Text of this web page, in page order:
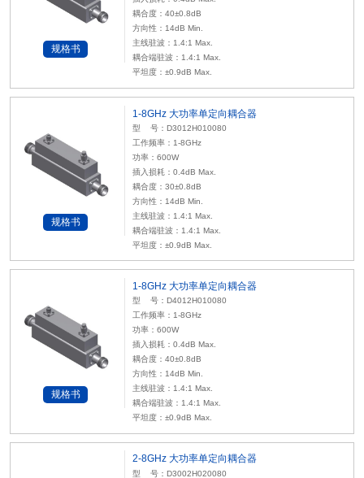
规格书
耦合度：40±0.8dB
方向性：14dB Min.
主线驻波：1.4:1 Max.
耦合端驻波：1.4:1 Max.
平坦度：±0.9dB Max.
规格书
1-8GHz 大功率单定向耦合器
型 号：D3012H010080
工作频率：1-8GHz
功率：600W
插入损耗：0.4dB Max.
耦合度：30±0.8dB
方向性：14dB Min.
主线驻波：1.4:1 Max.
耦合端驻波：1.4:1 Max.
平坦度：±0.9dB Max.
规格书
1-8GHz 大功率单定向耦合器
型 号：D4012H010080
工作频率：1-8GHz
功率：600W
插入损耗：0.4dB Max.
耦合度：40±0.8dB
方向性：14dB Min.
主线驻波：1.4:1 Max.
耦合端驻波：1.4:1 Max.
平坦度：±0.9dB Max.
2-8GHz 大功率单定向耦合器
型 号：D3002H020080